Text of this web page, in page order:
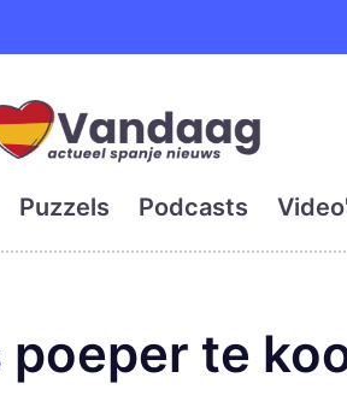
digitale
Puzzels Podcasts
te